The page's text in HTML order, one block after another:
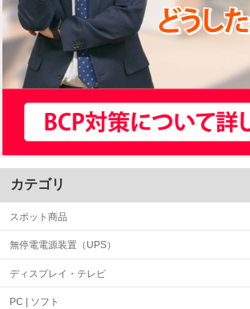
カテゴリ
スポット商品
無停電電源装置（UPS）
ディスプレイ・テレビ
PC | ソフト